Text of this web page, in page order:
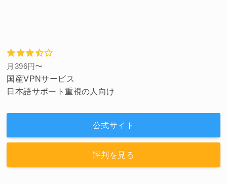
月396円〜
国産VPNサービス
日本語サポート重視の人向け
公式サイト
評判を見る